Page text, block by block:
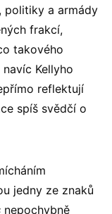
politiky a armády
frakcí,
takového
Kellyho
reflektují
spíš svědčí o
jedny ze znaků
nepochybně